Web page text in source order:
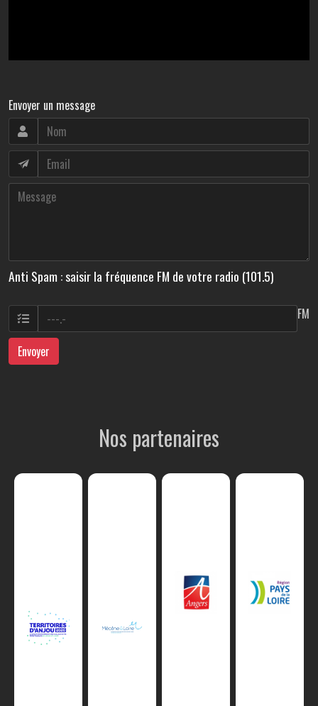
Envoyer un message
Anti Spam : saisir la fréquence FM de votre radio (101.5)
FM
Envoyer
Nos partenaires